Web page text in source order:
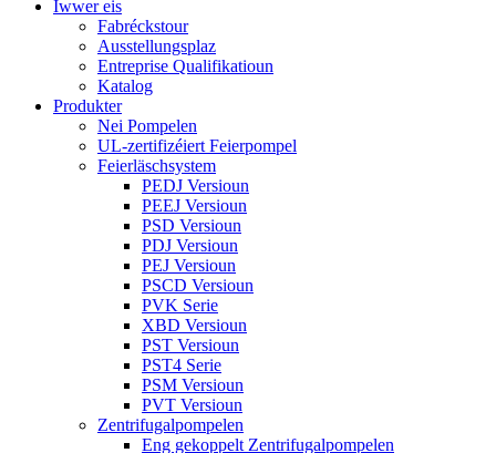
Iwwer eis
Fabréckstour
Ausstellungsplaz
Entreprise Qualifikatioun
Katalog
Produkter
Nei Pompelen
UL-zertifizéiert Feierpompel
Feierläschsystem
PEDJ Versioun
PEEJ Versioun
PSD Versioun
PDJ Versioun
PEJ Versioun
PSCD Versioun
PVK Serie
XBD Versioun
PST Versioun
PST4 Serie
PSM Versioun
PVT Versioun
Zentrifugalpompelen
Eng gekoppelt Zentrifugalpompelen